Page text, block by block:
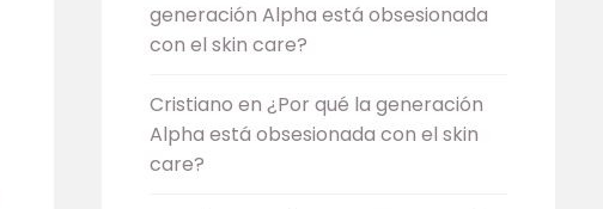
generación Alpha está obsesionada
con el skin care?
Cristiano en ¿Por qué la generación
Alpha está obsesionada con el skin
care?